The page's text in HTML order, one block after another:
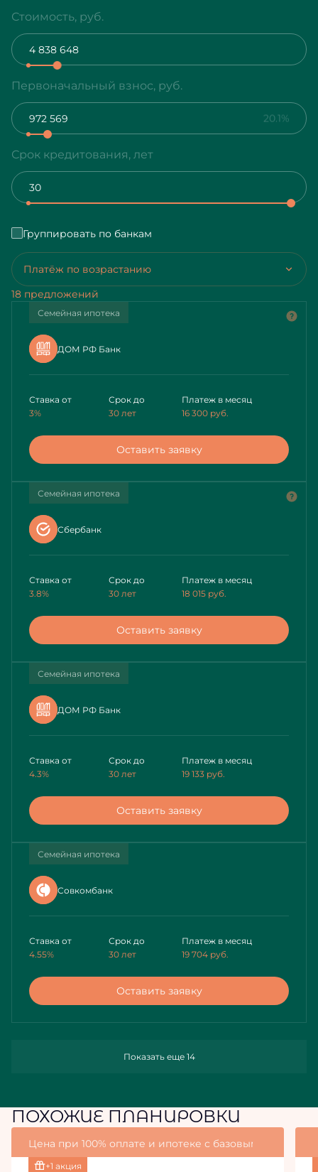
Стоимость, руб.
Первоначальный взнос, руб.
20.1%
Срок кредитования, лет
Группировать по банкам
Платёж по возрастанию
18 предложений
Семейная ипотека
ДОМ РФ Банк
Ставка от
3%
Срок до
30 лет
Платеж в месяц
16 300 руб.
Оставить заявку
Семейная ипотека
Сбербанк
Ставка от
3.8%
Срок до
30 лет
Платеж в месяц
18 015 руб.
Оставить заявку
Семейная ипотека
ДОМ РФ Банк
Ставка от
4.3%
Срок до
30 лет
Платеж в месяц
19 133 руб.
Оставить заявку
Семейная ипотека
Совкомбанк
Ставка от
4.55%
Срок до
30 лет
Платеж в месяц
19 704 руб.
Оставить заявку
Показать еще 14
ПОХОЖИЕ ПЛАНИРОВКИ
Цена при 100% оплате и ипотеке с базовыми
+1 акция